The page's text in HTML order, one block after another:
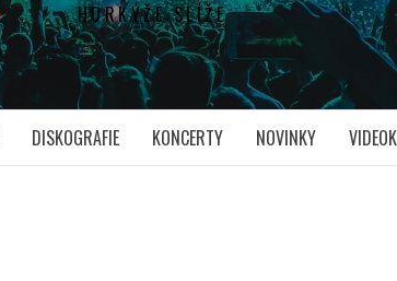
HORKÝŽE SLÍŽE
DISKOGRAFIE KONCERTY NOVINKY